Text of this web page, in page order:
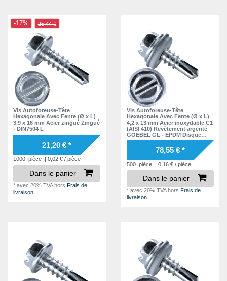
-17%
Vis Autoforeuse-Tête
Hexagonale Avec Fente (Ø x L)
3,9 x 16 mm Acier zingué Zingué
- DIN7504 L
25,44 €
21,20 € *
1000 pièce | 0,02 € / pièce
Dans le panier
*avec 20% TVAhorsFrais de
livraison
Vis Autoforeuse-Tête
Hexagonale Avec Fente (Ø x L)
4,2 x 13 mm Acier inoxydable C1
(AISI 410) Revêtement argenté
GOEBEL GL - EPDM Disque
DIN7504 L
78,55 € *
500 pièce | 0,16 € / pièce
Dans le panier
*avec 20% TVAhorsFrais de
livraison